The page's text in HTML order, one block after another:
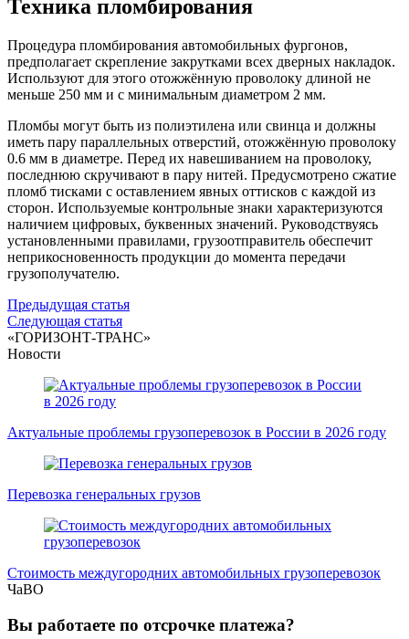
Техника пломбирования
Процедура пломбирования автомобильных фургонов,
предполагает скрепление закрутками всех дверных накладок.
Используют для этого отожжённую проволоку длиной не
меньше 250 мм и с минимальным диаметром 2 мм.
Пломбы могут быть из полиэтилена или свинца и должны
иметь пару параллельных отверстий, отожжённую проволоку
0.6 мм в диаметре. Перед их навешиванием на проволоку,
последнюю скручивают в пару нитей. Предусмотрено сжатие
пломб тисками с оставлением явных оттисков с каждой из
сторон. Используемые контрольные знаки характеризуются
наличием цифровых, буквенных значений. Руководствуясь
установленными правилами, грузоотправитель обеспечит
неприкосновенность продукции до момента передачи
грузополучателю.
Навигация
по
записям
Предыдущая статья
Следующая статья
«ГОРИЗОНТ-ТРАНС»
Новости
Актуальные проблемы грузоперевозок в России в 2026 году
Перевозка генеральных грузов
Стоимость междугородних автомобильных грузоперевозок
ЧаВО
Вы работаете по отсрочке платежа?